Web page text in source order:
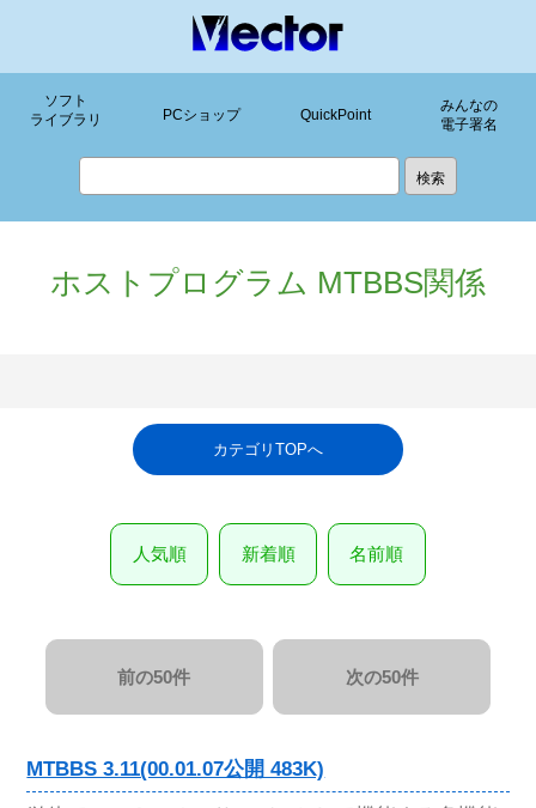
ソフト
ライブラリ
PCショップ QuickPoint
みんなの
電子署名
ホストプログラム MTBBS関係
カテゴリTOPへ
人気順 新着順 名前順
前の50件 次の50件
MTBBS 3.11(00.01.07公開 483K)